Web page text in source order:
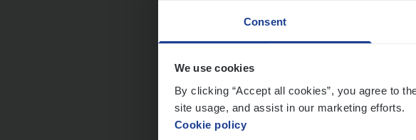
Consent
We use cookies
By clicking “Accept all cookies”, you agree to
site usage, and assist in our marketing efforts.
Cookie policy
Busi­ness
People